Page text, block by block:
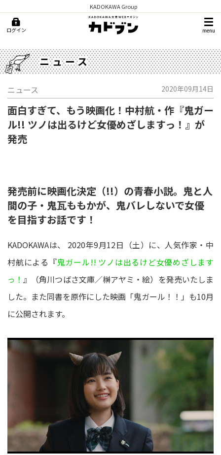
KADOKAWA Group
ログイン menu
ニュース
ニュース 2020年09月14日
面白すぎて、もう映画化！中村航・作『鬼ガー
ル!! ツノは出るけど女優めざしますっ！』が
発売
発売前に映画化決定（!!）の青春小説。鬼と人
間の子・鬼瓦ももかが、鬼バレしないで女優
を目指すお話です！
KADOKAWAは、 2020年9月12日（土）に、人気作家・中
村航による『鬼ガール!! ツノは出るけど女優めざします
っ！』（角川つばさ文庫／榊アヤミ・絵）を発売いたしま
した。また同書を原作にした映画「鬼ガール！！」も10月
に公開されます。